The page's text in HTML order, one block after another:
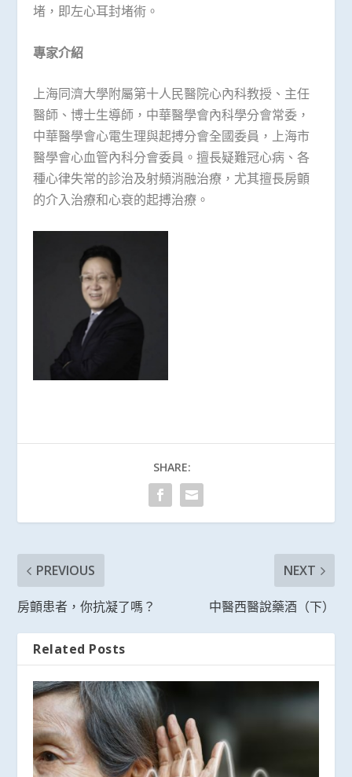
堵，即左心耳封堵術。
專家介紹
上海同濟大學附屬第十人民醫院心內科教授、主任
醫師、博士生導師，中華醫學會內科學分會常委，
中華醫學會心電生理與起搏分會全國委員，上海市
醫學會心血管內科分會委員。擅長疑難冠心病、各
種心律失常的診治及射頻消融治療，尤其擅長房顫
的介入治療和心衰的起搏治療。
SHARE:
PREVIOUS
房顫患者，你抗凝了嗎？
NEXT
中醫西醫說藥酒（下）
Related Posts